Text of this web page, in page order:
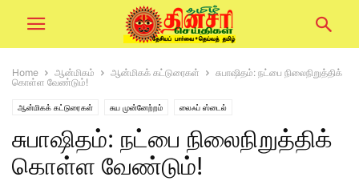
Home ஆன்மிகம் ஆன்மிகக் கட்டுரைகள்
சுபாஷிதம்: நட்பை நிலைநிறுத்திக்
கொள்ள வேண்டும்!
ஆன்மிகக் கட்டுரைகள் சுய முன்னேற்றம் லைஃப் ஸ்டைல்
சுபாஷிதம்: நட்பை நிலைநிறுத்திக்
கொள்ள வேண்டும்!